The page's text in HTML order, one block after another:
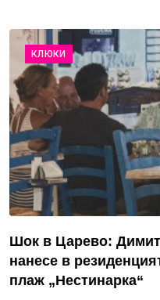
КЛЮКИ
Шок в Царево:
нанесе в
плаж „Нестинарка“